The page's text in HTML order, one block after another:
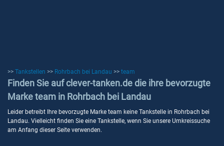
>> Tankstellen >> Rohrbach bei Landau >> team
Finden Sie auf clever-tanken.de die ihre bevorzugte
Marke team in Rohrbach bei Landau
Leider betreibt Ihre bevorzugte Marke team keine Tankstelle in Rohrbach bei
Landau. Vielleicht finden Sie eine Tankstelle, wenn Sie unsere Umkreissuche
am Anfang dieser Seite verwenden.